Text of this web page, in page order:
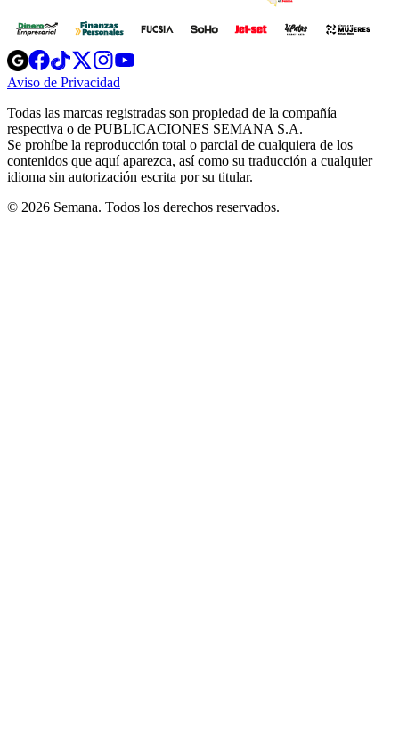
Opens
in
new
Opens
in
new
Opens
in
new
window
Opens
new
windowwindow
Aviso de Privacidad
new
window
Todas las marcas registradas son propiedad de la compañía
respectiva o de PUBLICACIONES SEMANA S.A.
Se prohíbe la reproducción total o parcial de cualquiera de los
contenidos que aquí aparezca, así como su traducción a cualquier
idioma sin autorización escrita por su titular.
© 2026 Semana. Todos los derechos reservados.